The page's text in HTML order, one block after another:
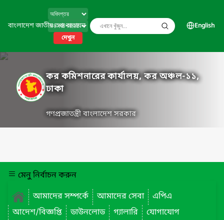
বাংলাদেশ জাতীয় তথ্য বাতায়ন
দেখুন
English
কর কমিশনারের কার্যালয়, কর অঞ্চল-১১,
ঢাকা
গণপ্রজাতন্ত্রী বাংলাদেশ সরকার
মেনু নির্বাচন করুন
আমাদের সম্পর্কে
আমাদের সেবা
এপিএ
আদেশ/বিজ্ঞপ্তি
ডাউনলোড গ্যালারি যোগাযোগ